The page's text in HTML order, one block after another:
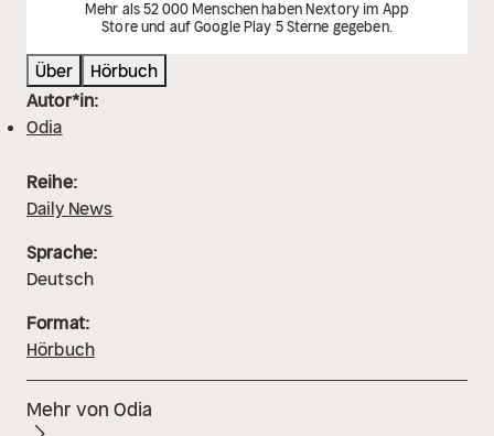
Mehr als 52 000 Menschen haben Nextory im App
Store und auf Google Play 5 Sterne gegeben.
Über
Hörbuch
Autor*in:
Odia
Reihe:
Daily News
Sprache:
Deutsch
Format:
Hörbuch
Mehr von Odia